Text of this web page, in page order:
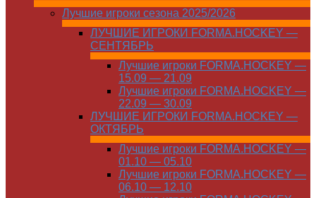
Лучшие игроки сезона 2025/2026
ЛУЧШИЕ ИГРОКИ FORMA.HOCKEY —
СЕНТЯБРЬ
Лучшие игроки FORMA.HOCKEY —
15.09 — 21.09
Лучшие игроки FORMA.HOCKEY —
22.09 — 30.09
ЛУЧШИЕ ИГРОКИ FORMA.HOCKEY —
ОКТЯБРЬ
Лучшие игроки FORMA.HOCKEY —
01.10 — 05.10
Лучшие игроки FORMA.HOCKEY —
06.10 — 12.10